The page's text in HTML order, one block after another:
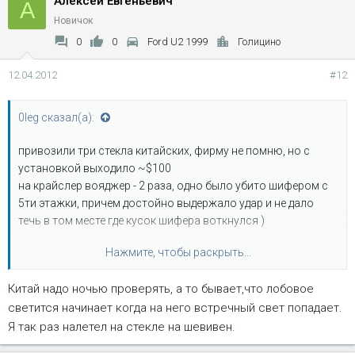
А Новичок
0 0 Ford U2 1999 Голицино
12.04.2012 #12
0leg сказал(а):
привозили три стекла китайских, фирму не помню, но с
установкой выходило ~$100
на крайслер вояджер - 2 раза, одно было убито шифером с
5ти этажки, причем достойно выдержало удар и не дало
течь в том месте где кусок шифера воткнулся )
стекла без балды - не хуже оригинала, а учитывая, что
оригинал уже весь потертый со сколами мелкими, так
вообще зашибись )
Нажмите, чтобы раскрыть...
Китай надо ночью проверять, а то бывает,что лобовое
светится начинает когда на него встречный свет попадает.
Я так раз налетел на стекле на шевивен.